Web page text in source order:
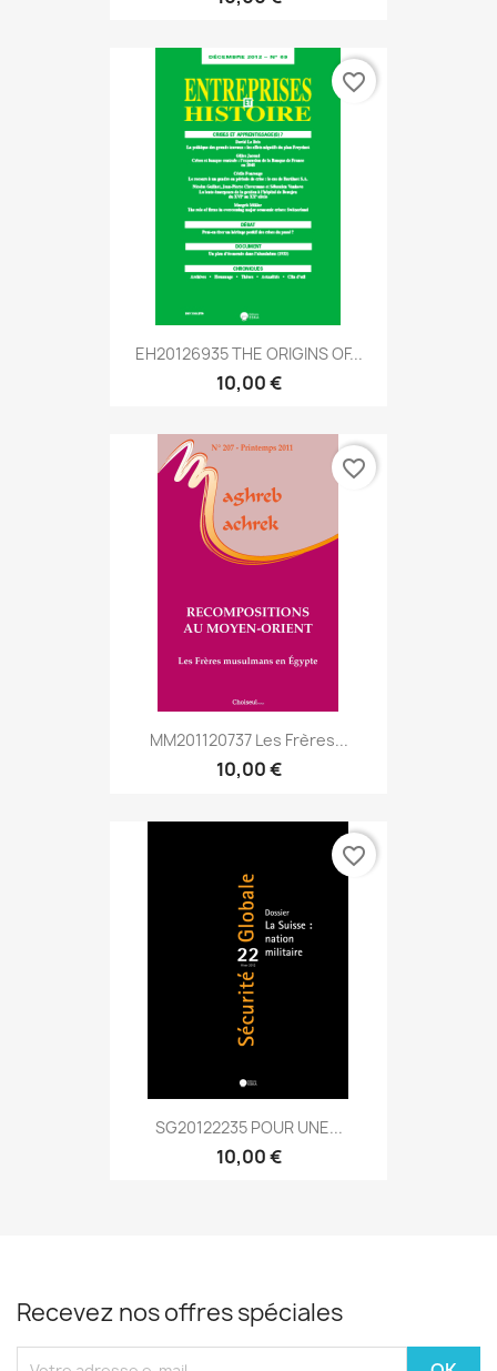
EH20126935 THE ORIGINS OF...
10,00 €
favorite_border
MM201120737 Les Frères...
10,00 €
favorite_border
SG20122235 POUR UNE...
10,00 €
favorite_border
Recevez nos offres spéciales